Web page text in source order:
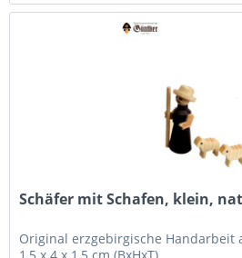
Schäfer mit Schafen, klein,
Original erzgebirgische Handarbeit